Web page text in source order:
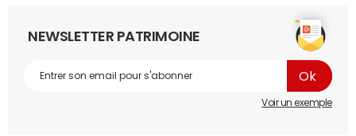
NEWSLETTER PATRIMOINE
Voir un exemple